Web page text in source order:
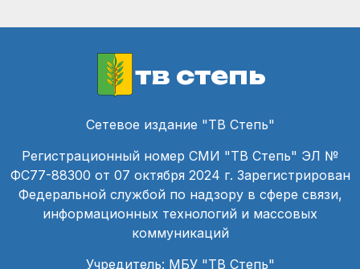
тв степь
Сетевое издание "ТВ Степь"
Регистрационный номер СМИ "ТВ Степь" ЭЛ №
ФС77-88300 от 07 октября 2024 г. Зарегистрирован
Федеральной службой по надзору в сфере связи,
информационных технологий и массовых
коммуникаций
Учредитель: МБУ "ТВ Степь"